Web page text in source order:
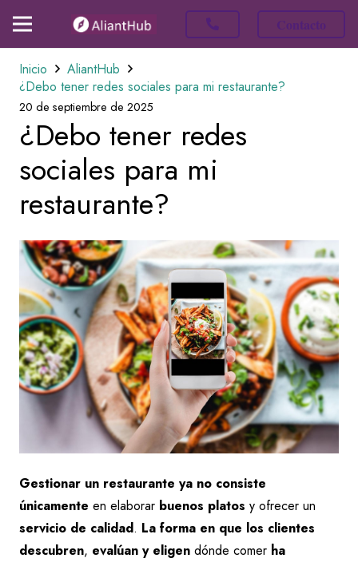
Inicio
AliantHub
¿Debo tener redes sociales para mi restaurante?
20 de septiembre de 2025
¿Debo tener redes
sociales para mi
restaurante?
Gestionar un restaurante ya no consiste
únicamente en elaborar buenos platos y ofrecer un
servicio de calidad. La forma en que los clientes
descubren, evalúan y eligen dónde comer ha